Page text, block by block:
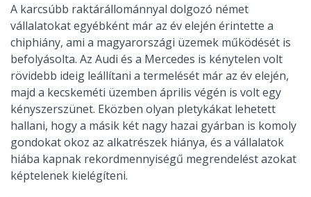
A karcsúbb raktárállománnyal dolgozó német
vállalatokat egyébként már az év elején érintette a
chiphiány, ami a magyarországi üzemek működését is
befolyásolta. Az Audi és a Mercedes is kénytelen volt
rövidebb ideig leállítani a termelését már az év elején,
majd a kecskeméti üzemben április végén is volt egy
kényszerszünet. Eközben olyan pletykákat lehetett
hallani, hogy a másik két nagy hazai gyárban is komoly
gondokat okoz az alkatrészek hiánya, és a vállalatok
hiába kapnak rekordmennyiségű megrendelést azokat
képtelenek kielégíteni.